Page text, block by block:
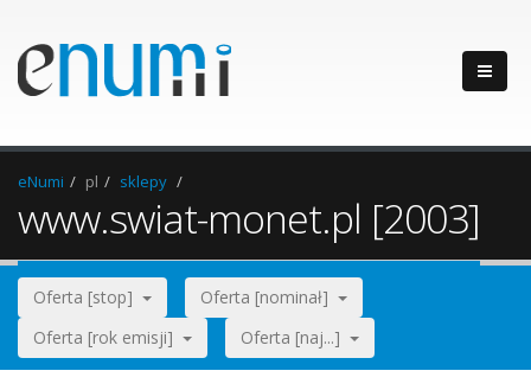
eNumi pl sklepy
www.swiat-monet.pl [2003]
Oferta [stop]
Oferta [nominał]
Oferta [rok emisji]
Oferta [naj...]